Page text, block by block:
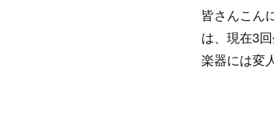
皆さんこん
は、現在3
楽器には変